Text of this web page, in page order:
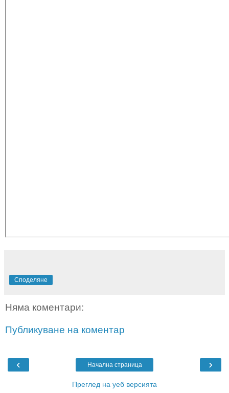
Споделяне
Няма коментари:
Публикуване на коментар
‹ ›
Начална страница
Преглед на уеб версията